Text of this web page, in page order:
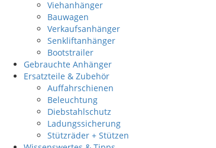
Viehanhänger
Bauwagen
Verkaufsanhänger
Senkliftanhänger
Bootstrailer
Gebrauchte Anhänger
Ersatzteile & Zubehör
Auffahrschienen
Beleuchtung
Diebstahlschutz
Ladungssicherung
Stützräder + Stützen